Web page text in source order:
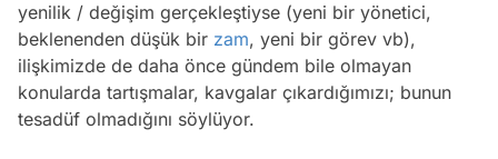
yenilik / değişim gerçekleştiyse (yeni bir yönetici,
beklenenden düşük bir zam, yeni bir görev vb),
ilişkimizde de daha önce gündem bile olmayan
konularda tartışmalar, kavgalar çıkardığımızı; bunun
tesadüf olmadığını söylüyor.